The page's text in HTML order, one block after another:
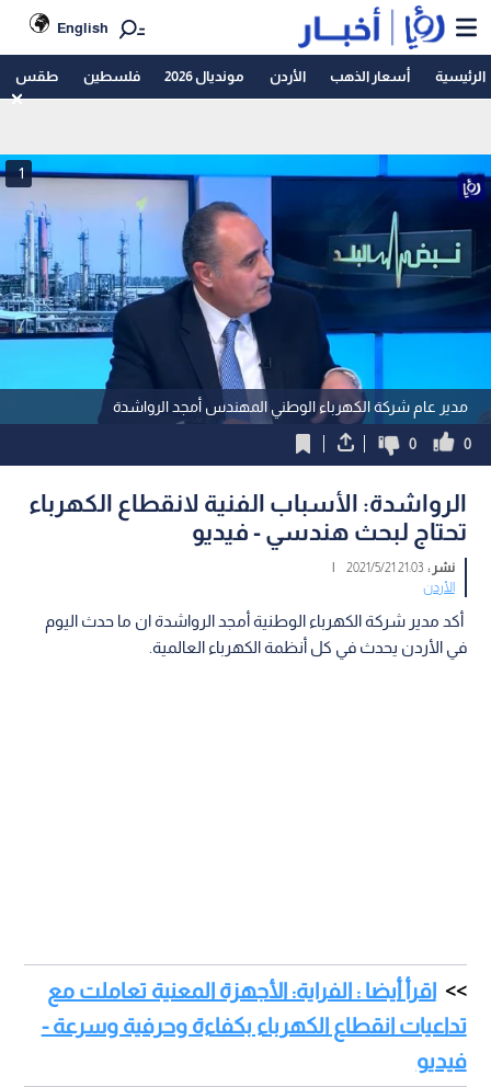
English
الرئيسية أسعار الذهب الأردن مونديال 2026 فلسطين طقس
مدير عام شركة الكهرباء الوطني المهندس أمجد الرواشدة
1
0
0
الرواشدة: الأسباب الفنية لانقطاع الكهرباء
تحتاج لبحث هندسي - فيديو
نشر :21:03 2021/5/21
|
الأردن
أكد مدير شركة الكهرباء الوطنية أمجد الرواشدة ان ما حدث اليوم
في الأردن يحدث في كل أنظمة الكهرباء العالمية.
اقرأ أيضا : الفراية: الأجهزة المعنية تعاملت مع
تداعيات انقطاع الكهرباء بكفاءة وحرفية وسرعة -
فيديو